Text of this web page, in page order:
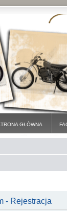
GŁÓWNA
- Rejestracja